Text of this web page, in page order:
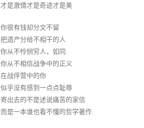
才是激情才是奇迹才是美
你很有钱却分文不留
把遗产分给不相干的人
你从不怜悯穷人，如同
你从不相信战争中的正义
在战俘营中的你
似乎没有感到一点点耻辱
寄出去的不是述说痛苦的家信
而是一本谁也看不懂的哲学著作